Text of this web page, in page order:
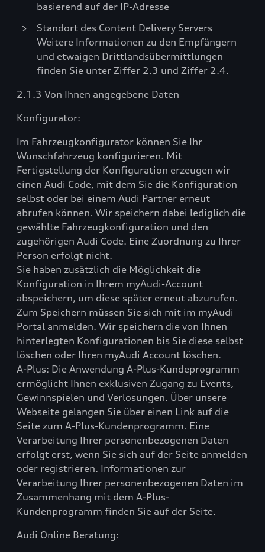
basierend auf der IP-Adresse
Standort des Content Delivery Servers
Weitere Informationen zu den Empfängern
und etwaigen Drittlandsübermittlungen
finden Sie unter Ziffer 2.3 und Ziffer 2.4.
2.1.3 Von Ihnen angegebene Daten
Konfigurator:
Im Fahrzeugkonfigurator können Sie Ihr
Wunschfahrzeug konfigurieren. Mit
Fertigstellung der Konfiguration erzeugen wir
einen Audi Code, mit dem Sie die Konfiguration
selbst oder bei einem Audi Partner erneut
abrufen können. Wir speichern dabei lediglich die
gewählte Fahrzeugkonfiguration und den
zugehörigen Audi Code. Eine Zuordnung zu Ihrer
Person erfolgt nicht.
Sie haben zusätzlich die Möglichkeit die
Konfiguration in Ihrem myAudi-Account
abspeichern, um diese später erneut abzurufen.
Zum Speichern müssen Sie sich mit im myAudi
Portal anmelden. Wir speichern die von Ihnen
hinterlegten Konfigurationen bis Sie diese selbst
löschen oder Ihren myAudi Account löschen.
A-Plus: Die Anwendung A-Plus-Kundeprogramm
ermöglicht Ihnen exklusiven Zugang zu Events,
Gewinnspielen und Verlosungen. Über unsere
Webseite gelangen Sie über einen Link auf die
Seite zum A-Plus-Kundenprogramm. Eine
Verarbeitung Ihrer personenbezogenen Daten
erfolgt erst, wenn Sie sich auf der Seite anmelden
oder registrieren. Informationen zur
Verarbeitung Ihrer personenbezogenen Daten im
Zusammenhang mit dem A-Plus-
Kundenprogramm finden Sie auf der Seite.
Audi Online Beratung: